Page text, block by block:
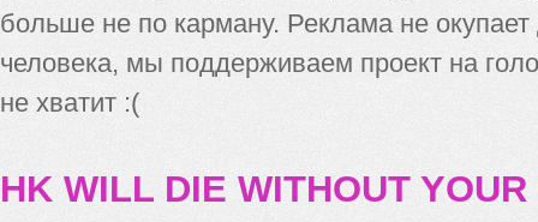
больше не по карману. Реклама не
человека, мы поддерживаем проект на
не хватит :(
HK WILL DIE WITHOUT